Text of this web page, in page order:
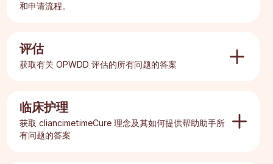
和申请流程。
什么是 OPWDD？
如何申请 OPWDD 服务？
特殊需求和残疾是一样的吗？
评估
获取有关 OPWDD 评估的所有问题的答案
谁有资格在纽约参加 OPWDD？
OPWDD 评估中给出了哪些测试和评估了吗？
临床护理
获取 cliancimetimeCure 理念及其如何提供帮助助手所
有问题的答案